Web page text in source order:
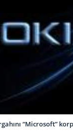
“Microsoft”